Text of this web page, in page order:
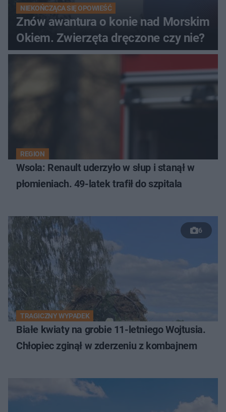
NIEKOŃCZĄCA SIĘ OPOWIEŚĆ
Znów awantura o konie nad Morskim
Okiem. Zwierzęta dręczone czy nie?
REGION
Wsola: Renault uderzyło w słup i stanął w
płomieniach. 49-latek trafił do szpitala
6
TRAGICZNY WYPADEK
Białe kwiaty na grobie 11-letniego Wojtusia.
Chłopiec zginął w zderzeniu z kombajnem